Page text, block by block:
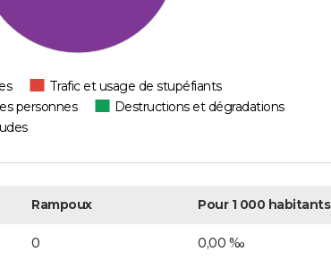
Trafic et usage de stupéfiants
personnes
Destructions et dégradations
Rampoux Pour 1 000 habitants
0 0,00 ‰